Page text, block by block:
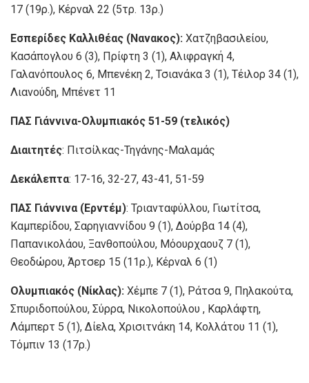
17 (19ρ.), Κέρναλ 22 (5τρ. 13ρ.)
Εσπερίδες Καλλιθέας (Νανακος): Χατζηβασιλείου,
Κασάπογλου 6 (3), Πρίφτη 3 (1), Αλιφραγκή 4,
Γαλανόπουλος 6, Μπενέκη 2, Τσιανάκα 3 (1), Τέιλορ 34 (1),
Λιανούδη, Μπένετ 11
ΠΑΣ Γιάννινα-Ολυμπιακός 51-59 (τελικός)
Διαιτητές: Πιτσίλκας-Τηγάνης-Μαλαμάς
Δεκάλεπτα: 17-16, 32-27, 43-41, 51-59
ΠΑΣ Γιάννινα (Ερντέμ): Τριανταφύλλου, Γιωτίτσα,
Καμπερίδου, Σαρηγιαννίδου 9 (1), Δούρβα 14 (4),
Παπανικολάου, Ξανθοπούλου, Μόουρχαουζ 7 (1),
Θεοδώρου, Άρτσερ 15 (11ρ.), Κέρναλ 6 (1)
Ολυμπιακός (Νίκλας): Χέμπε 7 (1), Ράτσα 9, Πηλακούτα,
Σπυριδοπούλου, Σύρρα, Νικολοπούλου , Καρλάφτη,
Λάμπερτ 5 (1), Δίελα, Χρισιτνάκη 14, Κολλάτου 11 (1),
Τόμπιν 13 (17ρ.)